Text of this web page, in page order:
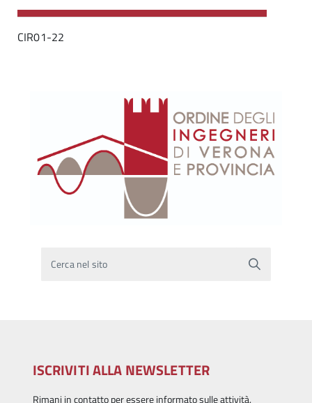
CIR01-22
Cerca nel sito
ISCRIVITI ALLA NEWSLETTER
Rimani in contatto per essere informato sulle attività.